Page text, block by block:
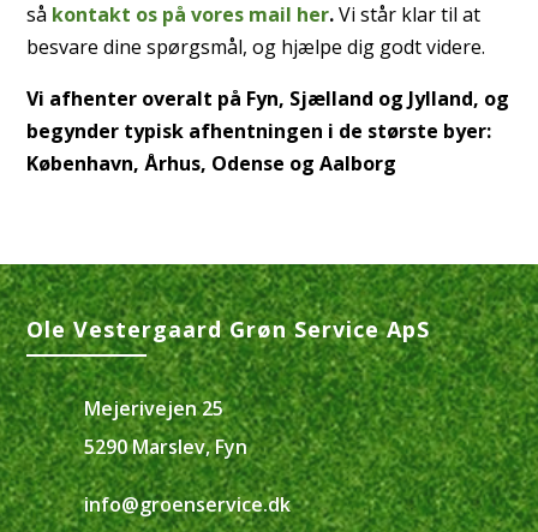
så kontakt os på vores mail her.Vi står klar til at
besvare dine spørgsmål, og hjælpe dig godt videre.
Vi afhenter overalt på Fyn, Sjælland og Jylland, og
begynder typisk afhentningen i de største byer:
København, Århus, Odense og Aalborg
Ole Vestergaard Grøn Service ApS
Mejerivejen 25
5290 Marslev, Fyn
info@groenservice.dk